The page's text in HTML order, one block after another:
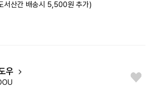
서산간 배송시 5,500원 추가)
우